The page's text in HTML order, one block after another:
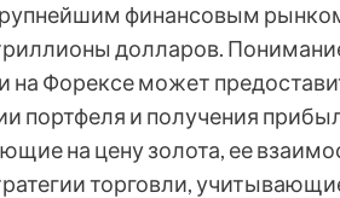
финансовым
долларов.
Форексе может
и получения
на цену золота, ее
торговли,